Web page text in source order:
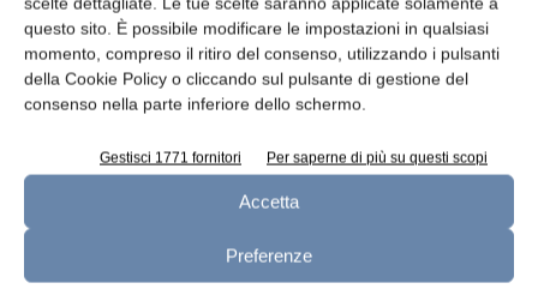
questo sito. È possibile modificare le impostazioni in qualsiasi
momento, compreso il ritiro del consenso, utilizzando i pulsanti
della Cookie Policy o cliccando sul pulsante di gestione del
consenso nella parte inferiore dello schermo.
Gestisci 1771 fornitori Per saperne di più su questi scopi
Accetta
Preferenze
NIR può essere integrato nei sistemi di
controllo del processo per la regolazione
automatica o manuale. Mentre DA 7440 In-line
NIR offre analisi in tempo reale su un nastro
trasportatore in movimento.
L’industria alimentare ha sempre l’esigenza
di effettuare screening in loco?